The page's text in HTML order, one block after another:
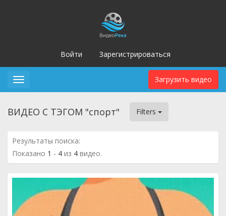
Войти Зарегистрироваться
Загрузить видео
Toggle
ВИДЕО С ТЭГОМ "спорт" Filters
Результаты поиска:
Показано 1 - 4 из 4 видео.